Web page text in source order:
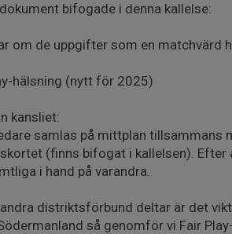
bifogade i denna kallelse:
om de uppgifter som en matchvärd
hälsning (nytt för 2025)
kansliet:
samlas på mittplan tillsammans
(finns bifogat i kallelsen).
i hand på varandra.
distriktsförbund deltar är det
så genomför vi Fair